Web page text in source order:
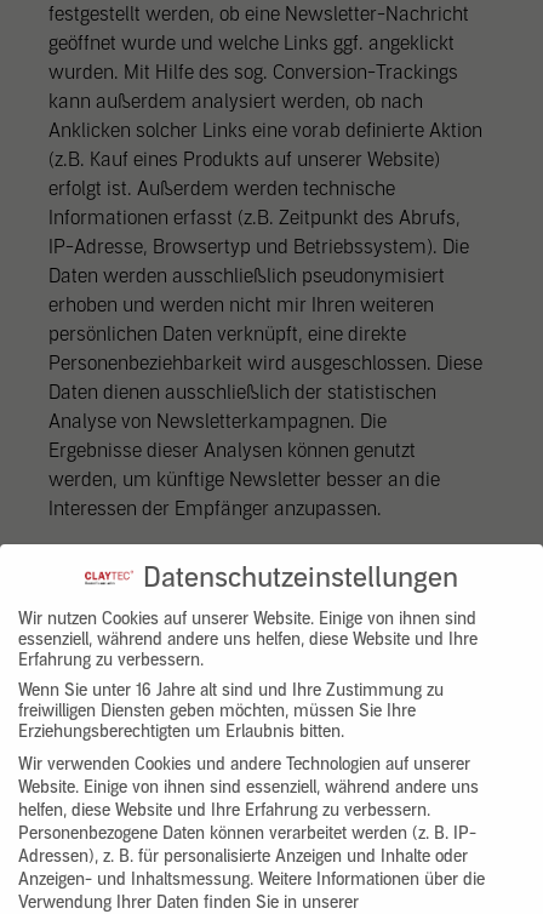
festgestellt werden, ob eine Newsletter-Nachricht
geöffnet wurde und welche Links ggf. angeklickt
wurden. Mit Hilfe des sog. Conversion-Trackings
kann außerdem analysiert werden, ob nach
Anklicken solcher Links eine vorab definierte Aktion
(z.B. Kauf eines Produkts auf unserer Website)
erfolgt ist. Außerdem werden technische
Informationen erfasst (z.B. Zeitpunkt des Abrufs,
IP-Adresse, Browsertyp und Betriebssystem). Die
Daten werden ausschließlich pseudonymisiert
erhoben und werden nicht mir Ihren weiteren
persönlichen Daten verknüpft, eine direkte
Personenbeziehbarkeit wird ausgeschlossen. Diese
Daten dienen ausschließlich der statistischen
Analyse von Newsletterkampagnen. Die
Ergebnisse dieser Analysen können genutzt
werden, um künftige Newsletter besser an die
Interessen der Empfänger anzupassen.
Wenn Sie der Datenanalyse zu statistischen
Auswertungszwecken widersprechen möchten,
müssen Sie den Newsletterbezug abbestellen.
Wir haben mit CleverReach einen
Auftragsverarbeitungsvertrag abgeschlossen, mit
dem wir CleverReach verpflichten, die Daten
unserer Kunden zu schützen und sie nicht an Dritte
weiterzugeben.
Weitere Informationen zur Datenanalyse von
CleverReach können Sie hier nachlesen:
Datenschutzeinstellungen
Wir nutzen Cookies auf unserer Website. Einige von ihnen sind
essenziell, während andere uns helfen, diese Website und Ihre
Erfahrung zu verbessern.
Wenn Sie unter 16 Jahre alt sind und Ihre Zustimmung zu
freiwilligen Diensten geben möchten, müssen Sie Ihre
Erziehungsberechtigten um Erlaubnis bitten.
Wir verwenden Cookies und andere Technologien auf unserer
Website. Einige von ihnen sind essenziell, während andere uns
helfen, diese Website und Ihre Erfahrung zu verbessern.
Personenbezogene Daten können verarbeitet werden (z. B. IP-
Adressen), z. B. für personalisierte Anzeigen und Inhalte oder
Anzeigen- und Inhaltsmessung. Weitere Informationen über die
Verwendung Ihrer Daten finden Sie in unserer